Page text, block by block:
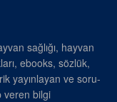
sağlığı, hayvan
ebooks, sözlük,
yayınlayan ve soru-
veren bilgi